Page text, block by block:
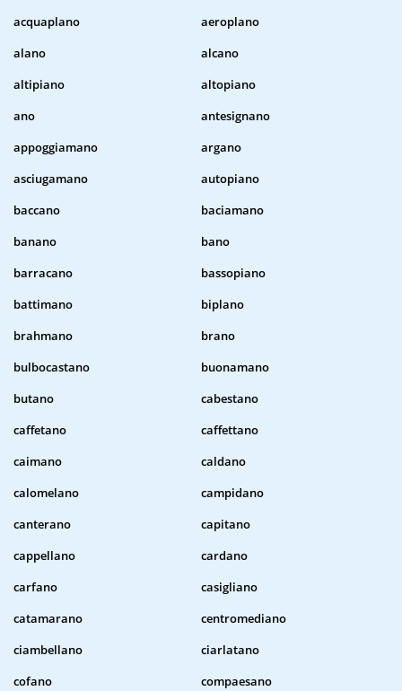
acquaplano
aeroplano
alano
alcano
altipiano
altopiano
ano
antesignano
appoggiamano
argano
asciugamano
autopiano
baccano
baciamano
banano
bano
barracano
bassopiano
battimano
biplano
brahmano
brano
bulbocastano
buonamano
butano
cabestano
caffetano
caffettano
caimano
caldano
calomelano
campidano
canterano
capitano
cappellano
cardano
carfano
casigliano
catamarano
centromediano
ciambellano
ciarlatano
cofano
compaesano